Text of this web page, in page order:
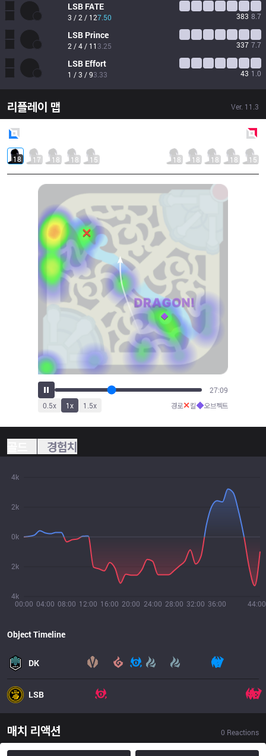
LSB FATE
3 / 2 / 127.50 383 8.7
LSB Prince
2 / 4 / 11 3.25 337 7.7
LSB Effort
1 / 3 / 93.33 43 1.0
리플레이 맵 Ver. 11.3
18 17 18 18 15 18 18 18 18 15
30:10
0.5x 1x 1.5x 경로✕킬◆오브젝트
경험치
00:00 04:00 08:00 12:00 16:00 20:00 24:00 28:00 32:00 36:00 44:00
4k
2k
0k
2k
4k
Object Timeline
DK
LSB
매치 리액션 0 Reactions